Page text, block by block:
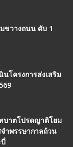
ขวางถนน ดับ 1
นโครงการส่งเสริม
บาตโปรดญาติโยม
จำพรรษากาลถ้วน